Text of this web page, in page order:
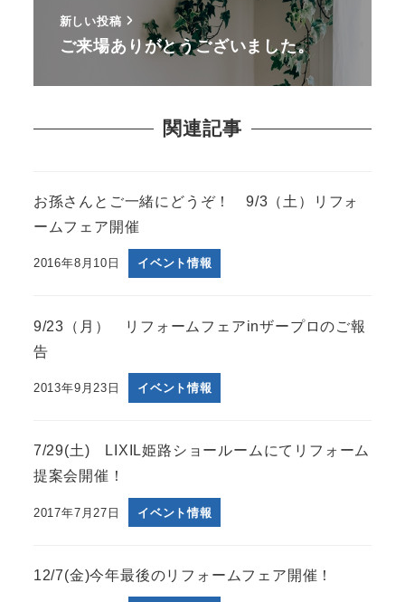
新しい投稿
ご来場ありがとうございました。
関連記事
お孫さんとご一緒にどうぞ！ 9/3（土）リフォ
ームフェア開催
2016年8月10日 イベント情報
9/23（月） リフォームフェアinザープロのご報
告
2013年9月23日 イベント情報
7/29(土) LIXIL姫路ショールームにてリフォーム
提案会開催！
2017年7月27日 イベント情報
12/7(金)今年最後のリフォームフェア開催！